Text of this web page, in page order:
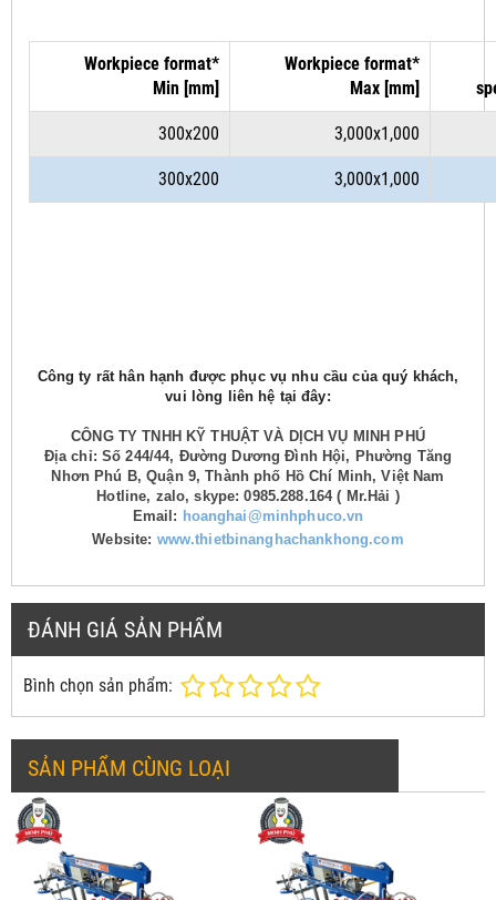
Workpiece format*
Min [mm]
Workpiece format*
Max [mm]
300x200 3,000x1,000
300x200 3,000x1,000
Công ty rất hân hạnh được phục vụ nhu cầu của quý khách,
vui lòng liên hệ tại đây:
CÔNG TY TNHH KỸ THUẬT VÀ DỊCH VỤ MINH PHÚ
Địa chỉ: Số 244/44, Đường Dương Đình Hội, Phường Tăng
Nhơn Phú B, Quận 9, Thành phố Hồ Chí Minh, Việt Nam
Hotline, zalo, skype: 0985.288.164 ( Mr.Hải )
Email: hoanghai@minhphuco.vn
Website: www.thietbinanghachankhong.com
ĐÁNH GIÁ SẢN PHẨM
Bình chọn sản phẩm:
SẢN PHẨM CÙNG LOẠI